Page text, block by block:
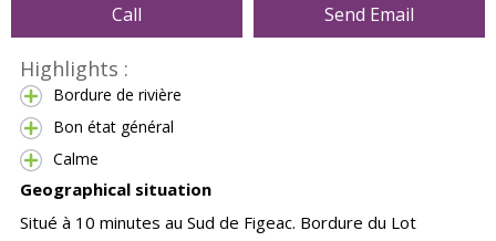
Call Send Email
Highlights :
Bordure de rivière
Bon état général
Calme
Geographical situation
Situé à 10 minutes au Sud de Figeac. Bordure du Lot